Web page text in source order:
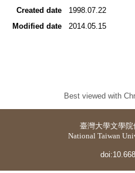
Created date
1998.07.22
Modified date
2014.05.15
Best viewed with
臺灣大學文學院
National Taiwan